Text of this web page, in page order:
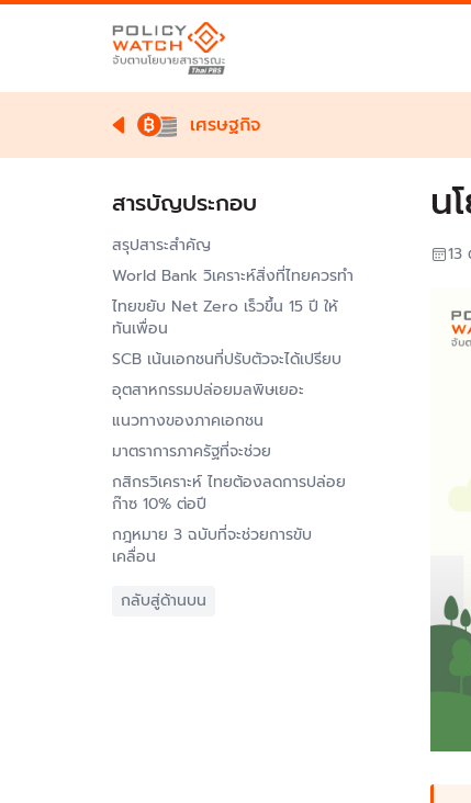
เศรษฐกิจ
สารบัญประกอบ
สรุปสาระสำคัญ
World Bank วิเคราะห์สิ่งที่ไทยควรทำ
ไทยขยับ Net Zero เร็วขึ้น 15 ปี ให้
ทันเพื่อน
SCB เน้นเอกชนที่ปรับตัวจะได้เปรียบ
อุตสาหกรรมปล่อยมลพิษเยอะ
แนวทางของภาคเอกชน
มาตราการภาครัฐที่จะช่วย
กสิกรวิเคราะห์ ไทยต้องลดการปล่อย
ก๊าซ 10% ต่อปี
กฎหมาย 3 ฉบับที่จะช่วยการขับ
เคลื่อน
กลับสู่ด้านบน
น
13